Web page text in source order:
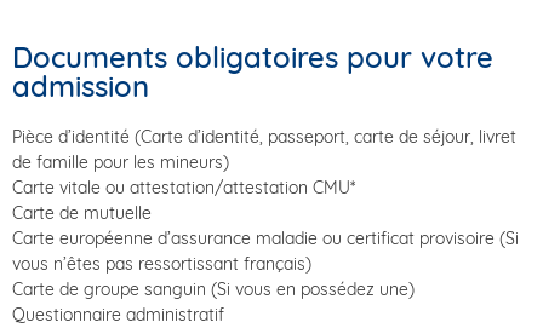
Documents obligatoires pour votre
admission
Pièce d’identité (Carte d’identité, passeport, carte de séjour, livret
de famille pour les mineurs)
Carte vitale ou attestation/attestation CMU*
Carte de mutuelle
Carte européenne d’assurance maladie ou certificat provisoire (Si
vous n’êtes pas ressortissant français)
Carte de groupe sanguin (Si vous en possédez une)
Questionnaire administratif